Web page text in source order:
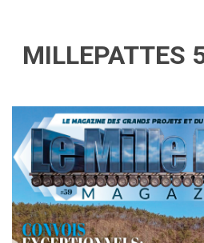
MILLEPATTES